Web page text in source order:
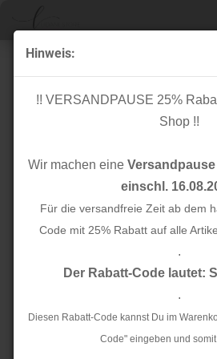
Hinweis:
!! VERSANDPAUSE 25%
Shop !!
Wir machen eine Versandpause
einschl.
Für die versandfreie Zeit ab dem
Code mit 25% Rabatt auf alle
.
Der Rabatt-Code lautet:
.
Diesen Rabatt-Code kannst Du im
Code" eingeben und
Jersey - Birds - ocker